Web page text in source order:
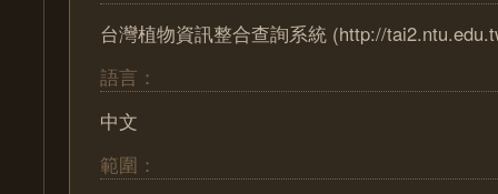
台灣植物資訊整合查詢系統 (http://
語言：
中文
範圍：